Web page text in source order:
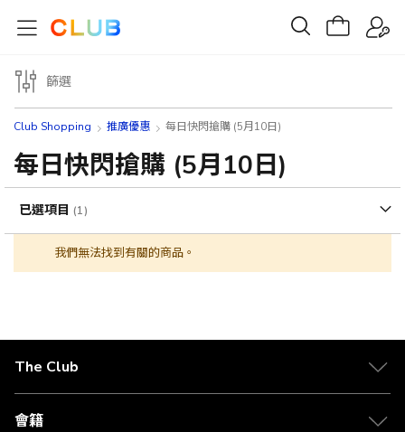
Club Shopping 推廣優惠 每日快閃搶購 (5月10日)
每日快閃搶購 (5月10日)
我們無法找到有關的商品。
篩選
已選項目
The Club
關於 The Club
合作夥伴
會籍